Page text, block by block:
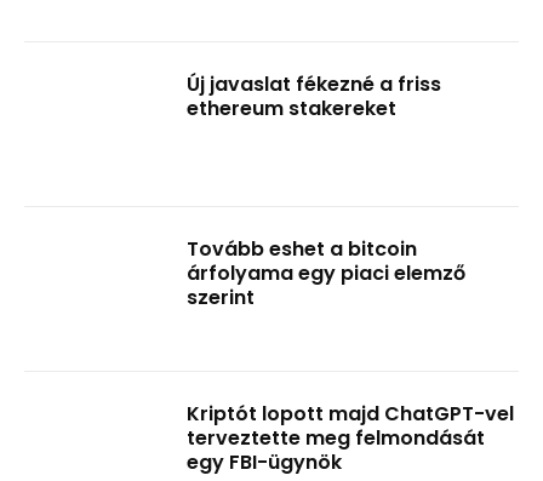
Új javaslat fékezné a friss
ethereum stakereket
Tovább eshet a bitcoin
árfolyama egy piaci elemző
szerint
Kriptót lopott majd ChatGPT-vel
terveztette meg felmondását
egy FBI-ügynök